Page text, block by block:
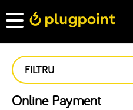
FILTRU
Online Payment